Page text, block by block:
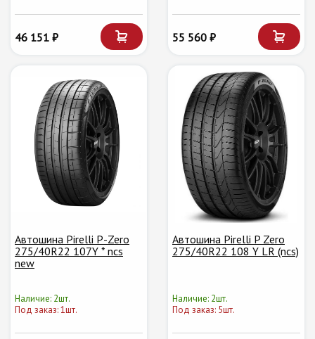
46 151 ₽ 55 560 ₽
Автошина Pirelli P-Zero
275/40R22 107Y * ncs
new
Наличие: 2шт.
Под заказ: 1шт.
Автошина Pirelli P Zero
275/40R22 108 Y LR (ncs)
Наличие: 2шт.
Под заказ: 5шт.